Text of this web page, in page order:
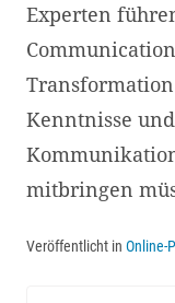
Experten
Kenntnisse
mitbringen
Veröffentlicht in Online-